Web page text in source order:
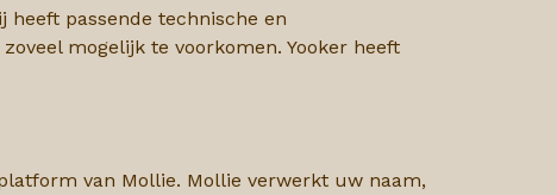
heeft passende technische en
mogelijk te voorkomen. Yooker heeft
van Mollie. Mollie verwerkt uw naam,